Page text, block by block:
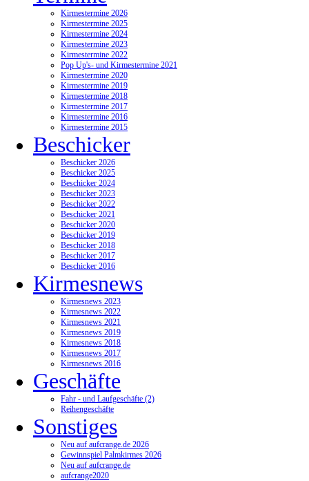
Kirmestermine 2026
Kirmestermine 2025
Kirmestermine 2024
Kirmestermine 2023
Kirmestermine 2022
Pop Up's- und Kirmestermine 2021
Kirmestermine 2020
Kirmestermine 2019
Kirmestermine 2018
Kirmestermine 2017
Kirmestermine 2016
Kirmestermine 2015
Beschicker
Beschicker 2026
Beschicker 2025
Beschicker 2024
Beschicker 2023
Beschicker 2022
Beschicker 2021
Beschicker 2020
Beschicker 2019
Beschicker 2018
Beschicker 2017
Beschicker 2016
Kirmesnews
Kirmesnews 2023
Kirmesnews 2022
Kirmesnews 2021
Kirmesnews 2019
Kirmesnews 2018
Kirmesnews 2017
Kirmesnews 2016
Geschäfte
Fahr - und Laufgeschäfte (2)
Reihengeschäfte
Sonstiges
Neu auf aufcrange.de 2026
Gewinnspiel Palmkirmes 2026
Neu auf aufcrange.de
aufcrange2020